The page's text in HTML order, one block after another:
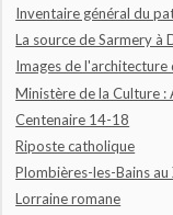
Inventaire général du
La source de Sarmery à
Images de
Ministère de la Culture
Centenaire 14-18
Riposte catholique
Plombières-les-Bains au
Lorraine romane